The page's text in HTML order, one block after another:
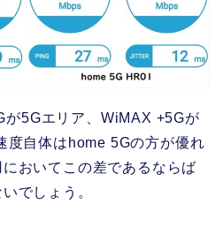
が5Gエリア、WiMAX +5Gが
度自体はhome 5Gの方が優れ
おいてこの差であるならば
でしょう。